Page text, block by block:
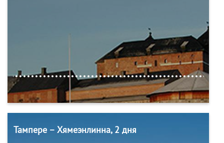
Тампере – Хямеэнлинна, 2 дня